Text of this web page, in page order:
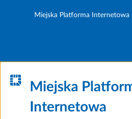
Miejska Platforma Internetowa
Miejska
Internetowa